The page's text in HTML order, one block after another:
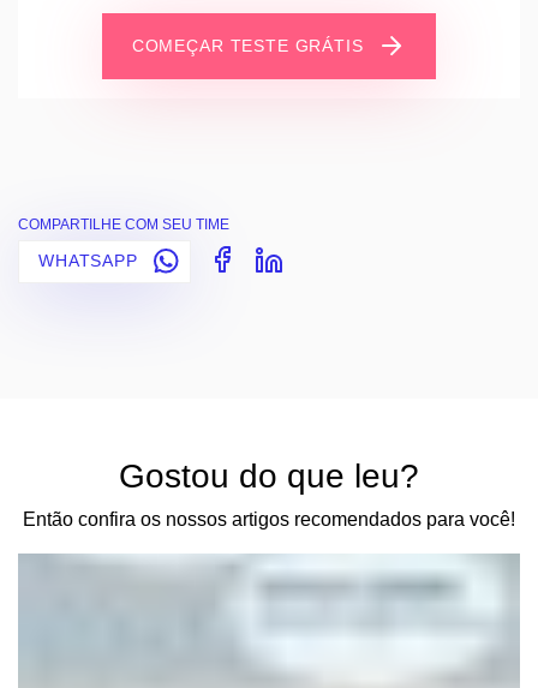
COMEÇAR TESTE GRÁTIS
COMPARTILHE COM SEU TIME
WHATSAPP
Gostou do que leu?
Então confira os nossos artigos recomendados para você!